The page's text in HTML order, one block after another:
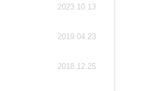
2023.10.13
2019.04.23
2018.12.25